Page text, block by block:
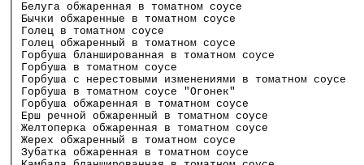
│ Белуга обжаренная в томатном соусе
│ Бычки обжаренные в томатном соусе
│ Голец в томатном соусе
│ Голец обжаренный в томатном соусе
│ Горбуша бланшированная в томатном соусе
│ Горбуша в томатном соусе
│ Горбуша с нерестовыми изменениями в томатном
│ Горбуша в томатном соусе "Огонек"
│ Горбуша обжаренная в томатном соусе
│ Ерш речной обжаренный в томатном соусе
│ Желтоперка обжаренная в томатном соусе
│ Жерех обжаренный в томатном соусе
│ Зубатка обжаренная в томатном соусе